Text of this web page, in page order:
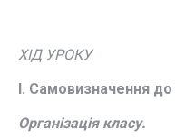
ХІД УРОКУ
І. Самовизначення до
Організація класу.